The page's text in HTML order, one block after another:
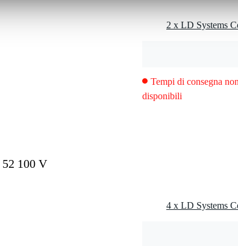
133 mm
30 mm
Tempi di consegna non
disponibili
100 V